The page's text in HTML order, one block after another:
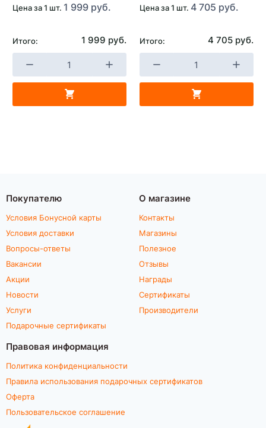
Цена за 1 шт. 1 999 руб.
Итого: 1 999 руб.
Цена за 1 шт. 4 705 руб.
Итого: 4 705 руб.
Покупателю
Условия Бонусной карты
Условия доставки
Вопросы-ответы
Вакансии
Акции
Новости
Услуги
Подарочные сертификаты
О магазине
Контакты
Магазины
Полезное
Отзывы
Награды
Сертификаты
Производители
Правовая информация
Политика конфиденциальности
Правила использования подарочных сертификатов
Оферта
Пользовательское соглашение